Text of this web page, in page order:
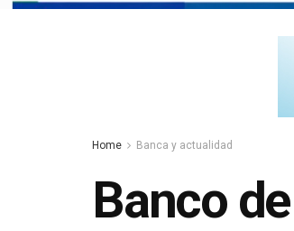
Home Banca y actualidad
Banco